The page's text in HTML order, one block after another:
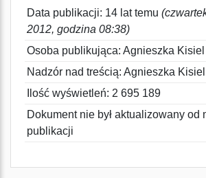
Data publikacji: 14 lat temu
2012, godzina 08:38)
Osoba publikująca: Agnieszka Kisiel
Nadzór nad treścią: Agnieszka Kisiel
Ilość wyświetleń: 2 695 189
Dokument nie był aktualizowany od
publikacji